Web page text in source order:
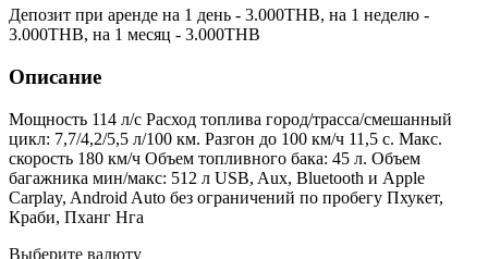
Депозит при аренде на 1 день - 3.000THB, на 1 неделю -
3.000THB, на 1 месяц - 3.000THB
Описание
Мощность 114 л/с Расход топлива город/трасса/смешанный
цикл: 7,7/4,2/5,5 л/100 км. Разгон до 100 км/ч 11,5 с. Макс.
скорость 180 км/ч Объем топливного бака: 45 л. Объем
багажника мин/макс: 512 л USB, Aux, Bluetooth и Apple
Carplay, Android Auto без ограничений по пробегу Пхукет,
Краби, Пханг Нга
Выберите валюту